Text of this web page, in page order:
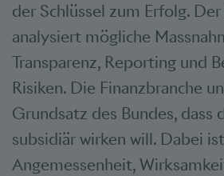
der Schlüssel zum Erfolg.
analysiert mögliche
Transparenz, Reporting und
Risiken. Die Finanzbranche
Grundsatz des Bundes, dass
subsidiär wirken will. Dabei
Angemessenheit,